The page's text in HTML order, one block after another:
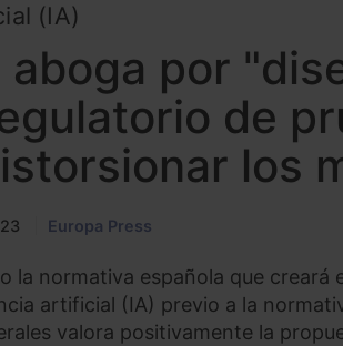
(IA)
aboga por
de
los
Europa Press
la normativa española que
artificial (IA) previo a la
valora positivamente la